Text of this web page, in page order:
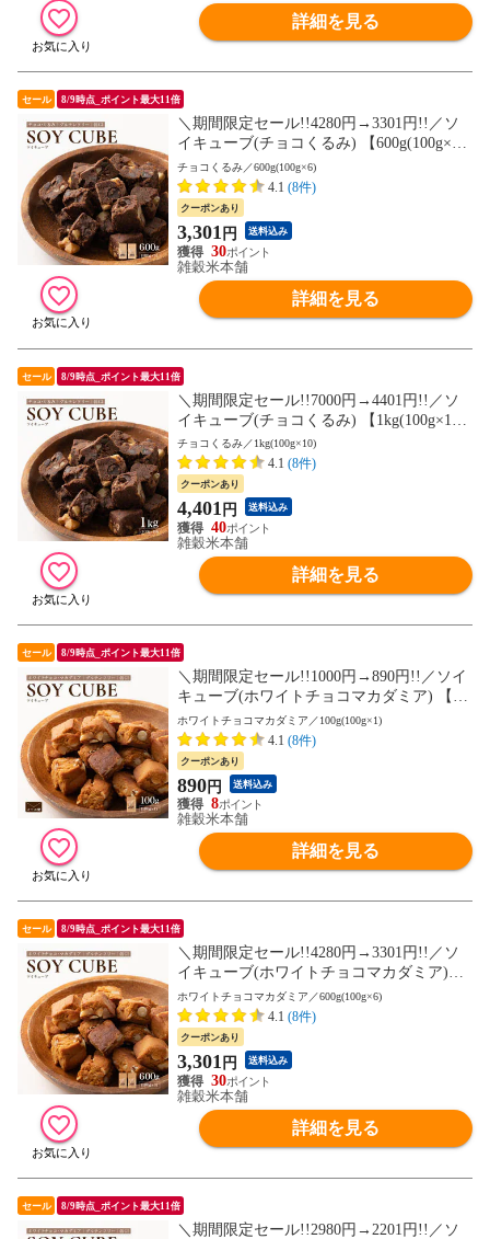
詳細を見る
セール 8/9時点_ポイント最大11倍
＼期間限定セール!!4280円→3301円!!／ソ
イキューブ(チョコくるみ) 【600g(100g×6
袋)】大豆ミート 大豆粉 ナッツ チョコ 小
麦粉不使用 ダイエット たんぱく質たっぷ
り 間食 送料無料 非常食(個包装・チャック
付き) 初めての方おすすめ 当店のイチオシ
チョコくるみ／600g(100g×6)
4.1 (8件)
クーポンあり
3,301 円 送料込み
30
雑穀米本舗
詳細を見る
セール 8/9時点_ポイント最大11倍
＼期間限定セール!!7000円→4401円!!／ソ
イキューブ(チョコくるみ) 【1kg(100g×10
袋)】大豆ミート 大豆粉 ナッツ チョコ 小
麦粉不使用 ダイエット たんぱく質たっぷ
り 間食 送料無料 非常食(個包装・チャック
付き) 初めての方おすすめ 当店のイチオシ
チョコくるみ／1kg(100g×10)
4.1 (8件)
クーポンあり
4,401 円 送料込み
40
雑穀米本舗
詳細を見る
セール 8/9時点_ポイント最大11倍
＼期間限定セール!!1000円→890円!!／ソイ
キューブ(ホワイトチョコマカダミア) 【10
0g×1袋】大豆ミート 大豆粉 ナッツ チョコ
小麦粉不使用 ダイエット たんぱく質たっ
ぷり 間食 送料無料 非常食(個包装・チャッ
ク付き) 初めての方おすすめ 当店のイチオ
シ
ホワイトチョコマカダミア／100g(100g×1)
4.1 (8件)
クーポンあり
890円 送料込み
8
雑穀米本舗
詳細を見る
セール 8/9時点_ポイント最大11倍
＼期間限定セール!!4280円→3301円!!／ソ
イキューブ(ホワイトチョコマカダミア)
【600g(100g×6袋)】大豆ミート 大豆粉 ナ
ッツ チョコ 小麦粉不使用 ダイエット たん
ぱく質たっぷり 間食 送料無料 非常食(個包
装・チャック付き) 初めての方おすすめ 当
店のイチオシ
ホワイトチョコマカダミア／600g(100g×6)
4.1 (8件)
クーポンあり
3,301 円 送料込み
30
雑穀米本舗
詳細を見る
セール 8/9時点_ポイント最大11倍
＼期間限定セール!!2980円→2201円!!／ソ